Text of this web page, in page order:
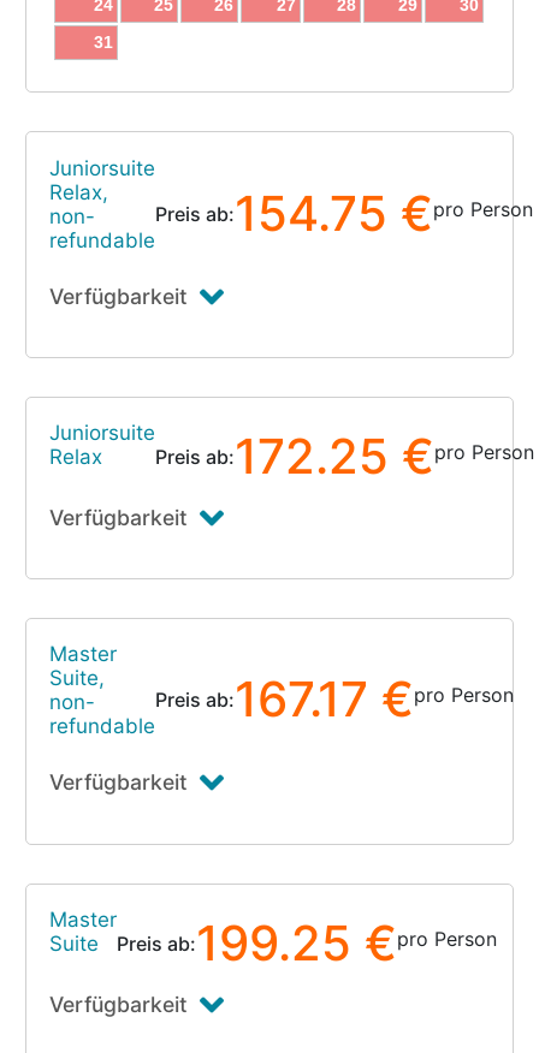
24
25 26 27 28 29
30
31
Juniorsuite
Relax,
non-
refundable
Preis ab:154.75 €pro Person
Verfügbarkeit
Juniorsuite
Relax
Preis ab:172.25 €pro Person
Verfügbarkeit
Master
Suite,
non-
refundable
Preis ab:167.17 €pro Person
Verfügbarkeit
Master
Suite
Preis ab:199.25 €pro Person
Verfügbarkeit